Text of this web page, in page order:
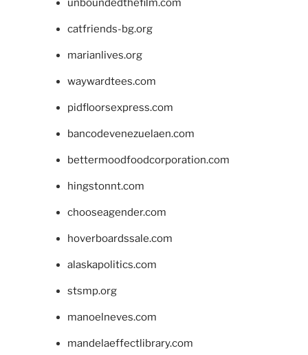
unboundedthefilm.com
catfriends-bg.org
marianlives.org
waywardtees.com
pidfloorsexpress.com
bancodevenezuelaen.com
bettermoodfoodcorporation.com
hingstonnt.com
chooseagender.com
hoverboardssale.com
alaskapolitics.com
stsmp.org
manoelneves.com
mandelaeffectlibrary.com